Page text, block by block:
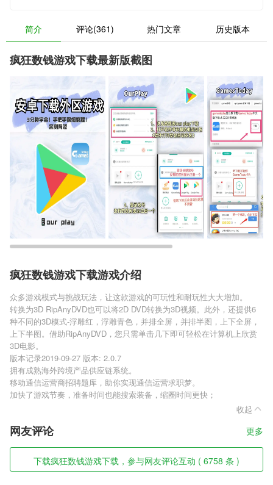
简介 评论(361) 热门文章 历史版本
疯狂数钱游戏下载最新版截图
疯狂数钱游戏下载游戏介绍
众多游戏模式与挑战玩法，让这款游戏的可玩性和耐玩性大大增加。
转换为3D RipAnyDVD也可以将2D DVD转换为3D视频。此外，还提供6
种不同的3D模式-浮雕红，浮雕青色，并排全屏，并排半图，上下全屏，
上下半图。借助RipAnyDVD，您只需单击几下即可轻松在计算机上欣赏
3D电影。
版本记录2019-09-27 版本: 2.0.7
拥有成熟海外跨境产品供应链系统。
移动通信运营商招聘题库，助你实现通信运营求职梦。
加快了游戏节奏，准备时间也能搜索装备，缩圈时间更快；
收起
网友评论 更多
下载疯狂数钱游戏下载，参与网友评论互动 ( 6758 条 )